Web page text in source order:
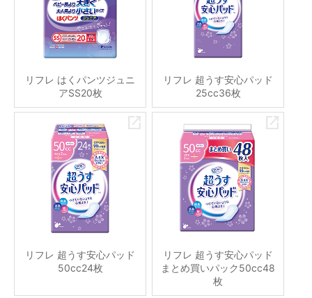
リフレ はくパンツジュニ
アSS20枚
リフレ 超うす安心パッド
25cc36枚
リフレ 超うす安心パッド
50cc24枚
リフレ 超うす安心パッド
まとめ買いパック50cc48
枚